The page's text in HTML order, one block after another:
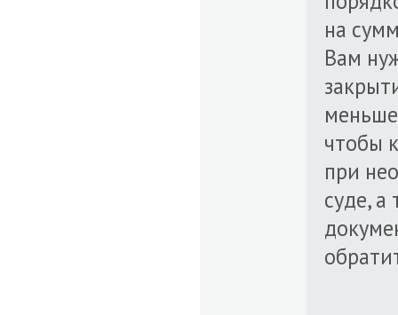
на
Вам
чтобы
при
суде, а